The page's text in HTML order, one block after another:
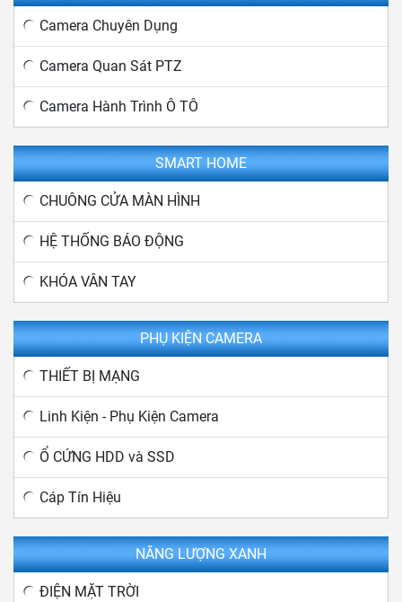
Camera Chuyên Dụng
Camera Quan Sát PTZ
Camera Hành Trình Ô TÔ
SMART HOME
CHUÔNG CỬA MÀN HÌNH
HỆ THỐNG BÁO ĐỘNG
KHÓA VÂN TAY
PHỤ KIỆN CAMERA
THIẾT BỊ MẠNG
Linh Kiện - Phụ Kiện Camera
Ổ CỨNG HDD và SSD
Cáp Tín Hiệu
NĂNG LƯỢNG XANH
ĐIỆN MẶT TRỜI